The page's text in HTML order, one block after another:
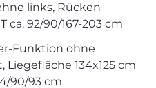
links, Rücken
ca. 92/90/167-203 cm
Funktion ohne
134x125 cm
90/93 cm